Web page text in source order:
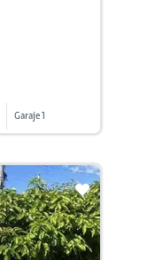
Garaje 1